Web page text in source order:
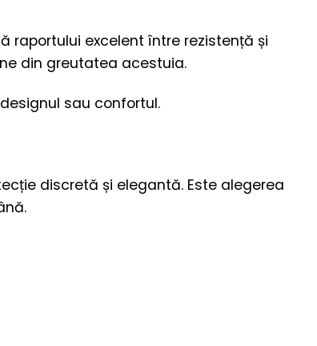
raportului excelent între rezistență și
din greutatea acestuia.
sau confortul.
discretă și elegantă. Este alegerea